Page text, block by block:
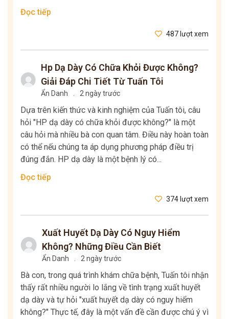
Đọc tiếp
487 lượt xem
Hp Dạ Dày Có Chữa Khỏi Được Không?
Giải Đáp Chi Tiết Từ Tuấn Tôi
Ẩn Danh . 2 ngày trước
Dựa trên kiến thức và kinh nghiệm của Tuấn tôi, câu
hỏi "HP dạ dày có chữa khỏi được không?" là một
câu hỏi mà nhiều bà con quan tâm. Điều này hoàn toàn
có thể nếu chúng ta áp dụng phương pháp điều trị
đúng đắn. HP dạ dày là một bệnh lý có...
Đọc tiếp
374 lượt xem
Xuất Huyết Dạ Dày Có Nguy Hiểm
Không? Những Điều Cần Biết
Ẩn Danh . 2 ngày trước
Bà con, trong quá trình khám chữa bệnh, Tuấn tôi nhận
thấy rất nhiều người lo lắng về tình trạng xuất huyết
dạ dày và tự hỏi "xuất huyết dạ dày có nguy hiểm
không?" Thực tế, đây là một vấn đề cần được chú ý vì